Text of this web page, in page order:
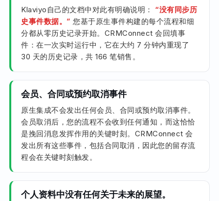
Klaviyo自己的文档中对此有明确说明： “没有同步历
史事件数据。” 您基于原生事件构建的每个流程和细
分都从零历史记录开始。CRMConnect 会回填事
件：在一次实时运行中，它在大约 7 分钟内重现了
30 天的历史记录，共 166 笔销售。
会员、合同或预约取消事件
原生集成不会发出任何会员、合同或预约取消事件。
会员取消后，您的流程不会收到任何通知，而这恰恰
是挽回消息发挥作用的关键时刻。CRMConnect 会
发出所有这些事件，包括合同取消，因此您的留存流
程会在关键时刻触发。
个人资料中没有任何关于未来的展望。